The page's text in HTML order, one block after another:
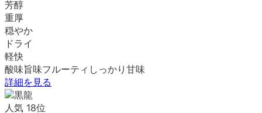
芳醇
重厚
穏やか
ドライ
軽快
酸味旨味フルーティ しっかり 甘味
詳細を見る
人気 18位